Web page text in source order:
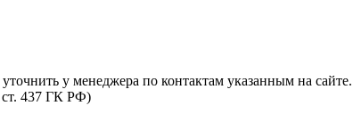
у менеджера по контактам указанным на сайте.
cт. 437 ГК РФ)